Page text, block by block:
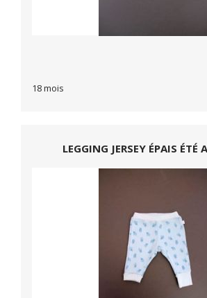
18 mois
LEGGING JERSEY ÉPAIS ÉTÉ